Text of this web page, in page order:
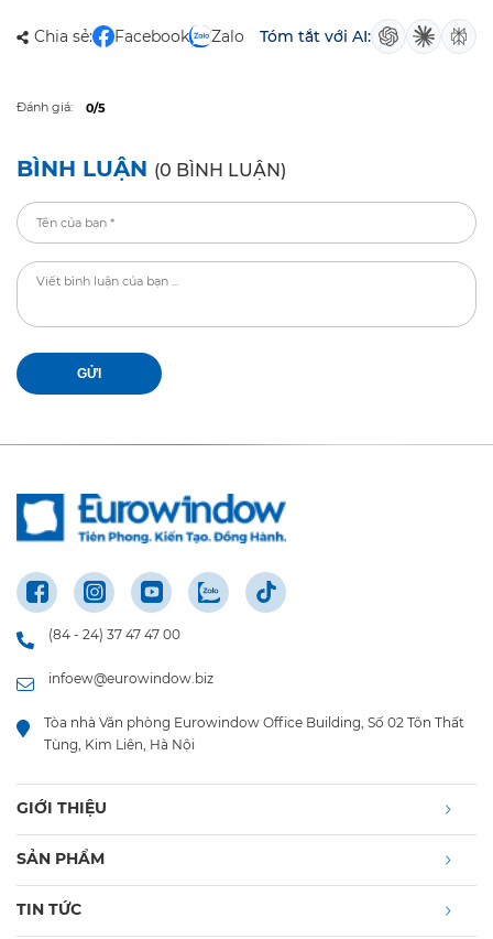
Chia sẻ: Facebook Zalo Tóm tắt với AI:
Đánh giá: 0/5
BÌNH LUẬN (0 BÌNH LUẬN)
GỬI
(84 - 24) 37 47 47 00
infoew@eurowindow.biz
Tòa nhà Văn phòng Eurowindow Office Building, Số 02 Tôn Thất
Tùng, Kim Liên, Hà Nội
GIỚI THIỆU
SẢN PHẨM
TIN TỨC